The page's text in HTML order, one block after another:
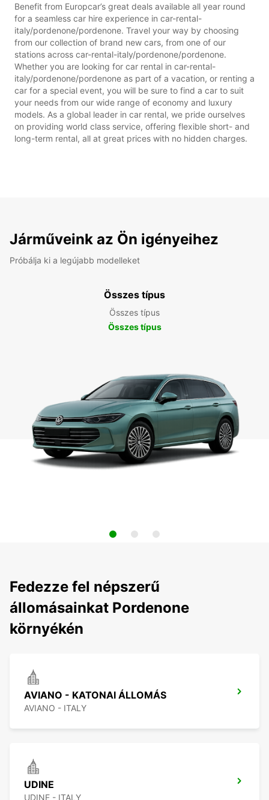
Benefit from Europcar’s great deals available all year round
for a seamless car hire experience in car-rental-
italy/pordenone/pordenone. Travel your way by choosing
from our collection of brand new cars, from one of our
stations across car-rental-italy/pordenone/pordenone.
Whether you are looking for car rental in car-rental-
italy/pordenone/pordenone as part of a vacation, or renting a
car for a special event, you will be sure to find a car to suit
your needs from our wide range of economy and luxury
models. As a global leader in car rental, we pride ourselves
on providing world class service, offering flexible short- and
long-term rental, all at great prices with no hidden charges.
Járműveink az Ön igényeihez
Próbálja ki a legújabb modelleket
Összes típus
Összes típus
Összes típus
Fedezze fel népszerű
állomásainkat Pordenone
környékén
AVIANO - KATONAI ÁLLOMÁS
AVIANO - ITALY
UDINE
UDINE - ITALY